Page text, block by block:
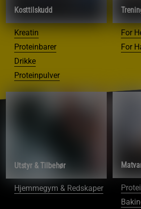
Kosttilskudd
Kreatin
Proteinbarer
Drikke
Proteinpulver
For
For
Utstyr & Tilbehør
Hjemmegym & Redskaper